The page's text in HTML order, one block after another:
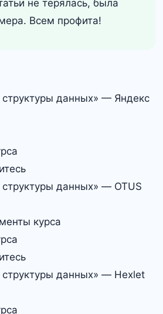
не терялась, была
Всем профита!
данных» — Яндекс
данных» — OTUS
курса
данных» — Hexlet